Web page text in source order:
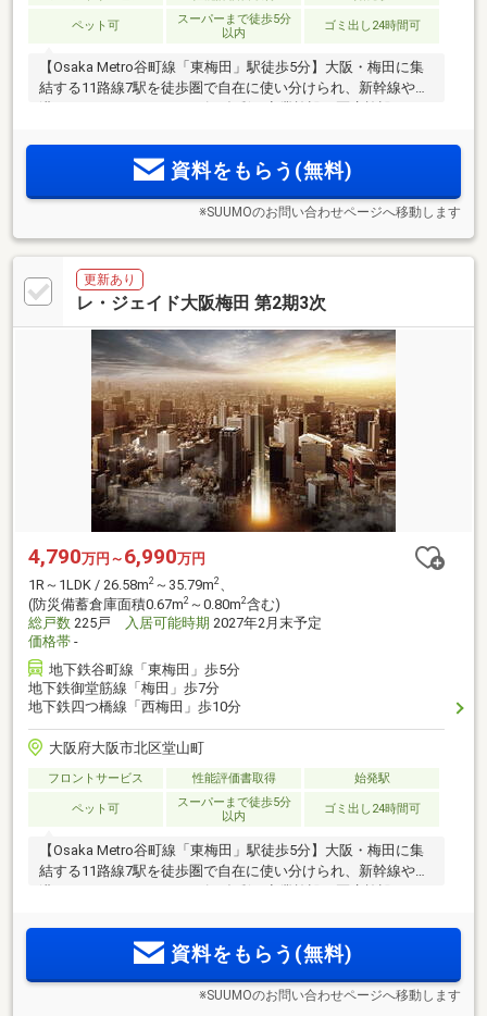
ペット可
スーパーまで徒歩5分
以内
ゴミ出し24時間可
【Osaka Metro谷町線「東梅田」駅徒歩5分】大阪・梅田に集
結する11路線7駅を徒歩圏で自在に使い分けられ、新幹線や空
港へのアクセスもスムーズ。多彩な商業施設、医療施設、エ
ド大阪梅田＞誕生
資料をもらう(無料)
※SUUMOのお問い合わせページへ移動します
更新あり
レ・ジェイド大阪梅田 第2期3次
4,790万円～ 6,990万円
1R～1LDK / 26.58m2 ～35.79m2
(防災備蓄倉庫面積0.67m2 ～0.80m2含む)
総戸数 225戸 入居可能時期 2027年2月末予定
価格帯 -
地下鉄谷町線「東梅田」歩5分
地下鉄御堂筋線「梅田」歩7分
地下鉄四つ橋線「西梅田」歩10分
大阪府大阪市北区堂山町
フロントサービス 性能評価書取得 始発駅
ペット可
スーパーまで徒歩5分
以内
ゴミ出し24時間可
【Osaka Metro谷町線「東梅田」駅徒歩5分】大阪・梅田に集
結する11路線7駅を徒歩圏で自在に使い分けられ、新幹線や空
ド大阪梅田＞誕生
資料をもらう(無料)
※SUUMOのお問い合わせページへ移動します